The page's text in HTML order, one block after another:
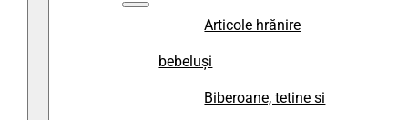
Articole hrănire
bebeluși
Biberoane, tetine si